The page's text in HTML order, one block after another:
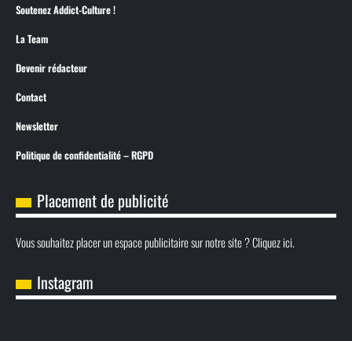
Soutenez Addict-Culture !
La Team
Devenir rédacteur
Contact
Newsletter
Politique de confidentialité – RGPD
Placement de publicité
Vous souhaitez placer un espace publicitaire sur notre site ? Cliquez ici.
Instagram